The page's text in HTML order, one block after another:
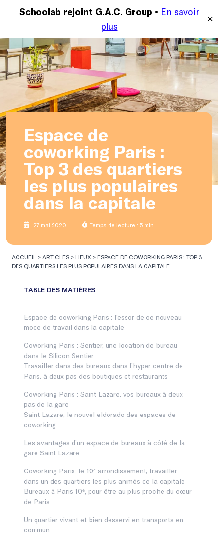
Schoolab rejoint G.A.C. Group • En savoir
plus
✕
MENU
Espace de
coworking Paris :
Top 3 des quartiers
les plus populaires
dans la capitale
27 mai 2020 Temps de lecture : 5 min
ACCUEIL > ARTICLES > LIEUX > ESPACE DE COWORKING PARIS : TOP 3
DES QUARTIERS LES PLUS POPULAIRES DANS LA CAPITALE
Espace de coworking Paris : l’essor de ce nouveau
mode de travail dans la capitale
Coworking Paris : Sentier, une location de bureau
dans le Silicon Sentier
Travailler dans des bureaux dans l’hyper centre de
Paris, à deux pas des boutiques et restaurants
Coworking Paris : Saint Lazare, vos bureaux à deux
pas de la gare
Saint Lazare, le nouvel eldorado des espaces de
coworking
Les avantages d’un espace de bureaux à côté de la
gare Saint Lazare
Coworking Paris: le 10ᵉ arrondissement, travailler
dans un des quartiers les plus animés de la capitale
Bureaux à Paris 10ᵉ, pour être au plus proche du cœur
de Paris
Un quartier vivant et bien desservi en transports en
commun